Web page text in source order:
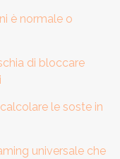
è normale o
di bloccare
le soste in
universale che